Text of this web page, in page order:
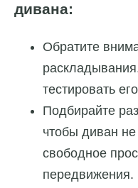
дивана:
Обратите
тестировать
Подбирайте
чтобы диван
свободное
передвижения.